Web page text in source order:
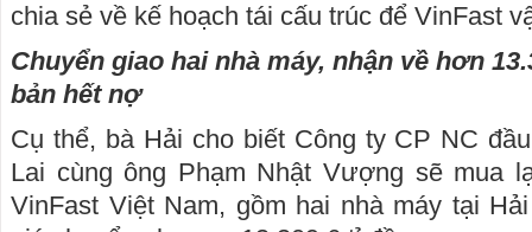
chia sẻ về kế hoạch tái cấu trúc để VinFast
Chuyển giao hai nhà máy, nhận về hơn
bản hết nợ
Cụ thể, bà Hải cho biết Công ty CP NC
Lai cùng ông Phạm Nhật Vượng sẽ mua
VinFast Việt Nam, gồm hai nhà máy tại